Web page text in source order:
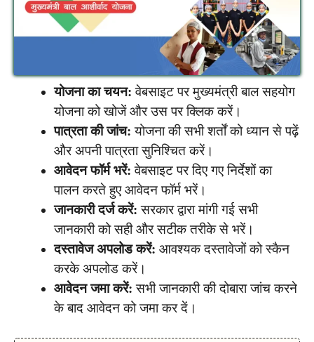
योजना का चयन:वेबसाइट पर मुख्यमंत्री बाल सहयोग
योजना को खोजें और उस पर क्लिक करें।
पात्रता की जांच: योजना की सभी शर्तों को ध्यान से पढ़ें
और अपनी पात्रता सुनिश्चित करें।
आवेदन फॉर्म भरें: वेबसाइट पर दिए गए निर्देशों का
पालन करते हुए आवेदन फॉर्म भरें।
जानकारी दर्ज करें: सरकार द्वारा मांगी गई सभी
जानकारी को सही और सटीक तरीके से भरें।
दस्तावेज अपलोड करें: आवश्यक दस्तावेजों को स्कैन
करके अपलोड करें।
आवेदन जमा करें: सभी जानकारी की दोबारा जांच करने
के बाद आवेदन को जमा कर दें।